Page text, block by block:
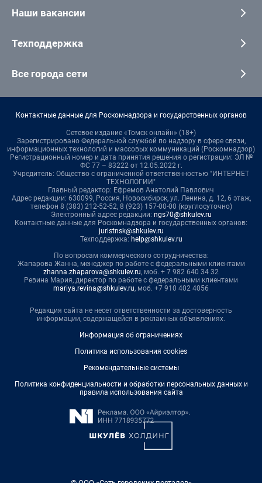
Наши вакансии
Техподдержка
Все города сети
Контактные данные для Роскомнадзора и государственных органов
Сетевое издание «Томск онлайн» (18+)
Зарегистрировано Федеральной службой по надзору в сфере связи,
информационных технологий и массовых коммуникаций (Роскомнадзор)
Регистрационный номер и дата принятия решения о регистрации: ЭЛ №
ФС 77 – 83222 от 12.05.2022 г.
Учредитель: Общество с ограниченной ответственностью "ИНТЕРНЕТ
ТЕХНОЛОГИИ"
Главный редактор: Ефремов Анатолий Павлович
Адрес редакции: 630099, Россия, Новосибирск, ул. Ленина, д. 12, 6 этаж,
телефон 8 (383) 212-52-52, 8 (923) 157-00-00 (круглосуточно)
Электронный адрес редакции: ngs70@shkulev.ru
Контактные данные для Роскомнадзора и государственных органов:
juristnsk@shkulev.ru
Техподдержка: help@shkulev.ru
По вопросам коммерческого сотрудничества:
Жапарова Жанна, менеджер по работе с федеральными клиентами
zhanna.zhaparova@shkulev.ru, моб. + 7 982 640 34 32
Ревина Мария, директор по работе с федеральными клиентами
mariya.revina@shkulev.ru, моб. +7 910 402 4056
Редакция сайта не несет ответственности за достоверность
информации, содержащейся в рекламных объявлениях.
Информация об ограничениях
Политика использования cookies
Рекомендательные системы
Политика конфиденциальности и обработки персональных данных и
правила использования сайта